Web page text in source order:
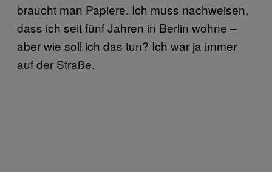
braucht man Papiere. Ich muss nachweisen,
dass ich seit fünf Jahren in Berlin wohne –
aber wie soll ich das tun? Ich war ja immer
auf der Straße.